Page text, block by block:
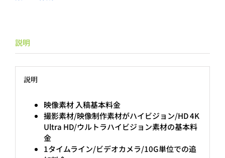
4K/UltraHD
作
素
材
の
入
説明
説明
映像素材 入稿基本料金
撮影素材/映像制作素材がハイビジョン/HD 4K
Ultra HD/ウルトラハイビジョン素材の基本料
金
1タイムライン/ビデオカメラ/10G単位での追